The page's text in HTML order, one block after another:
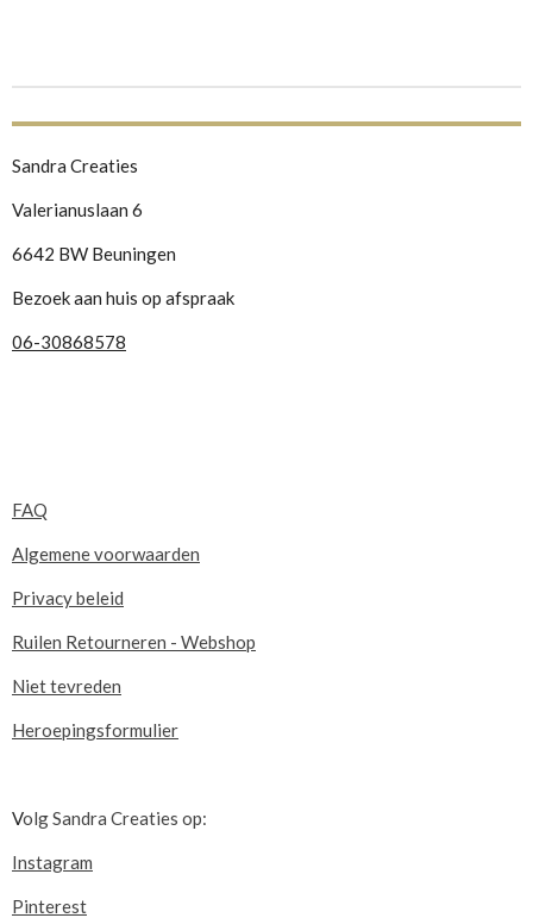
Sandra Creaties
Valerianuslaan 6
6642 BW Beuningen
Bezoek aan huis op afspraak
06-30868578
FAQ
Algemene voorwaarden
Privacy beleid
Ruilen Retourneren - Webshop
Niet tevreden
Heroepingsformulier
Volg Sandra Creaties op:
Instagram
Pinterest